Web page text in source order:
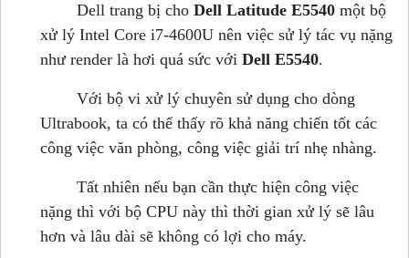
Dell trang bị cho Dell Latitude E5540 một bộ
xử lý Intel Core i7-4600U nên việc sử lý tác vụ nặng
như render là hơi quá sức với Dell E5540.
Với bộ vi xử lý chuyên sử dụng cho dòng
Ultrabook, ta có thể thấy rõ khả năng chiến tốt các
công việc văn phòng, công việc giải trí nhẹ nhàng.
Tất nhiên nếu bạn cần thực hiện công việc
nặng thì với bộ CPU này thì thời gian xử lý sẽ lâu
hơn và lâu dài sẽ không có lợi cho máy.